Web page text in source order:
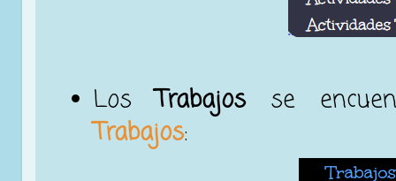
LosTrabajos se
Trabajos: